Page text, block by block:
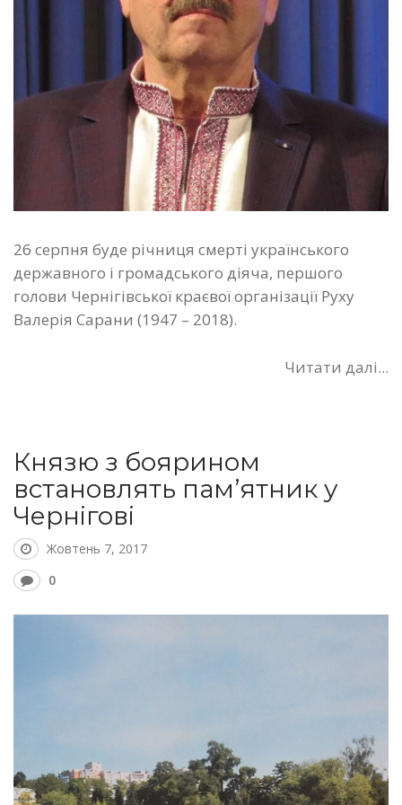
26 серпня буде річниця смерті українського
державного і громадського діяча, першого
голови Чернігівської краєвої організації Руху
Валерія Сарани (1947 – 2018).
Читати далі...
Князю з боярином
встановлять пам’ятник у
Чернігові
Жовтень 7, 2017
0